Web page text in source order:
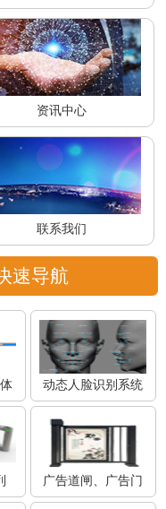
资讯中心
联系我们
速导航
动态人脸识别系统
广告道闸、广告门